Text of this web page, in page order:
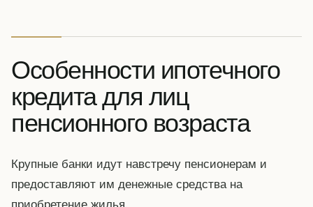
Особенности ипотечного
кредита для лиц
пенсионного возраста
Крупные банки идут навстречу пенсионерам и
предоставляют им денежные средства на
приобретение жилья.